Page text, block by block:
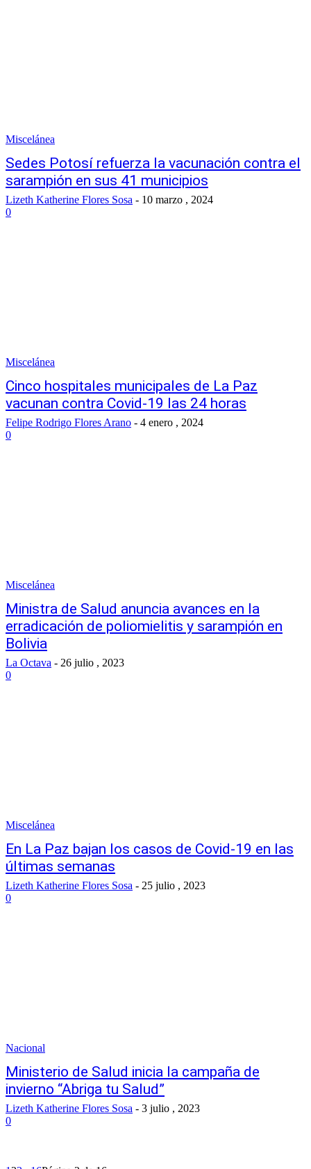
Miscelánea
Sedes Potosí refuerza la vacunación contra el
sarampión en sus 41 municipios
Lizeth Katherine Flores Sosa - 10 marzo , 2024
0
Miscelánea
Cinco hospitales municipales de La Paz
vacunan contra Covid-19 las 24 horas
Felipe Rodrigo Flores Arano - 4 enero , 2024
0
Miscelánea
Ministra de Salud anuncia avances en la
erradicación de poliomielitis y sarampión en
Bolivia
La Octava - 26 julio , 2023
0
Miscelánea
En La Paz bajan los casos de Covid-19 en las
últimas semanas
Lizeth Katherine Flores Sosa - 25 julio , 2023
0
Nacional
Ministerio de Salud inicia la campaña de
invierno “Abriga tu Salud”
Lizeth Katherine Flores Sosa - 3 julio , 2023
0